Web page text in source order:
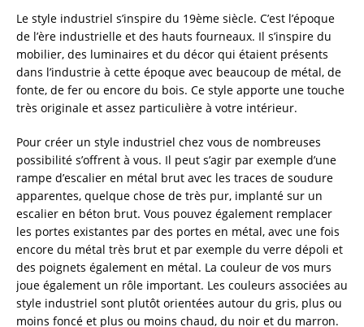
Le style industriel s’inspire du 19ème siècle. C’est l’époque
de l’ère industrielle et des hauts fourneaux. Il s’inspire du
mobilier, des luminaires et du décor qui étaient présents
dans l’industrie à cette époque avec beaucoup de métal, de
fonte, de fer ou encore du bois. Ce style apporte une touche
très originale et assez particulière à votre intérieur.
Pour créer un style industriel chez vous de nombreuses
possibilité s’offrent à vous. Il peut s’agir par exemple d’une
rampe d’escalier en métal brut avec les traces de soudure
apparentes, quelque chose de très pur, implanté sur un
escalier en béton brut. Vous pouvez également remplacer
les portes existantes par des portes en métal, avec une fois
encore du métal très brut et par exemple du verre dépoli et
des poignets également en métal. La couleur de vos murs
joue également un rôle important. Les couleurs associées au
style industriel sont plutôt orientées autour du gris, plus ou
moins foncé et plus ou moins chaud, du noir et du marron.